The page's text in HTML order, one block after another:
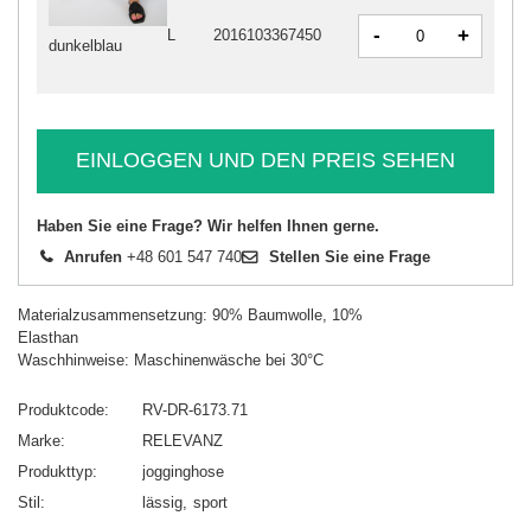
dunkelblau
L 2016103367450 - +
EINLOGGEN UND DEN PREIS SEHEN
Haben Sie eine Frage? Wir helfen Ihnen gerne.
Anrufen +48 601 547 740 Stellen Sie eine Frage
Materialzusammensetzung: 90% Baumwolle, 10%
Elasthan
Waschhinweise: Maschinenwäsche bei 30°C
Produktcode
RV-DR-6173.71
Marke
RELEVANZ
Produkttyp
jogginghose
Stil
lässig sport